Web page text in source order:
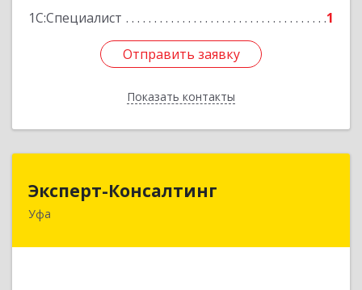
1С:Специалист
1
Отправить заявку
Показать контакты
Отправить заявку
Назад
Эксперт-Консалтинг
Уфа
450059, Башкортостан Респ, Уфимский р-н, Уфа